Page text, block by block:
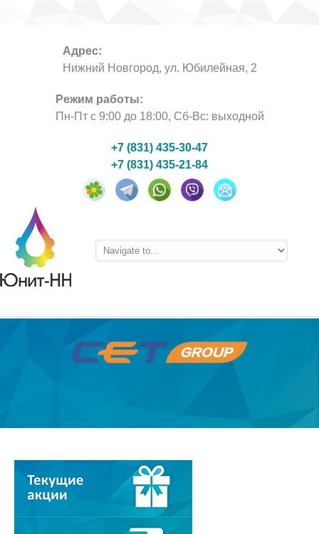
Адрес:
Нижний Новгород, ул. Юбилейная, 2
Режим работы:
Пн-Пт с 9:00 до 18:00, Сб-Вс: выходной
+7 (831) 435-30-47
+7 (831) 435-21-84
Распродажа